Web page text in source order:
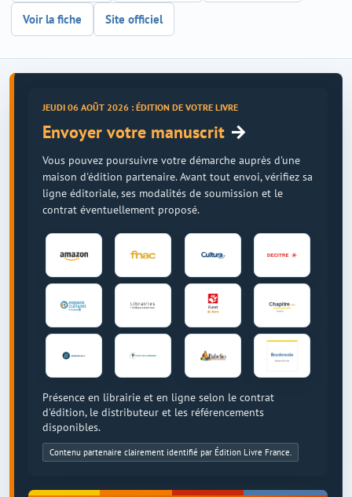
Voir la fiche Site officiel
JEUDI 06 AOÛT 2026 : ÉDITION DE VOTRE LIVRE
Envoyer votre manuscrit →
Vous pouvez poursuivre votre démarche auprès d'une
maison d'édition partenaire. Avant tout envoi, vérifiez sa
ligne éditoriale, ses modalités de soumission et le
contrat éventuellement proposé.
Présence en librairie et en ligne selon le contrat
d'édition, le distributeur et les référencements
disponibles.
Contenu partenaire clairement identifié par Édition Livre France.